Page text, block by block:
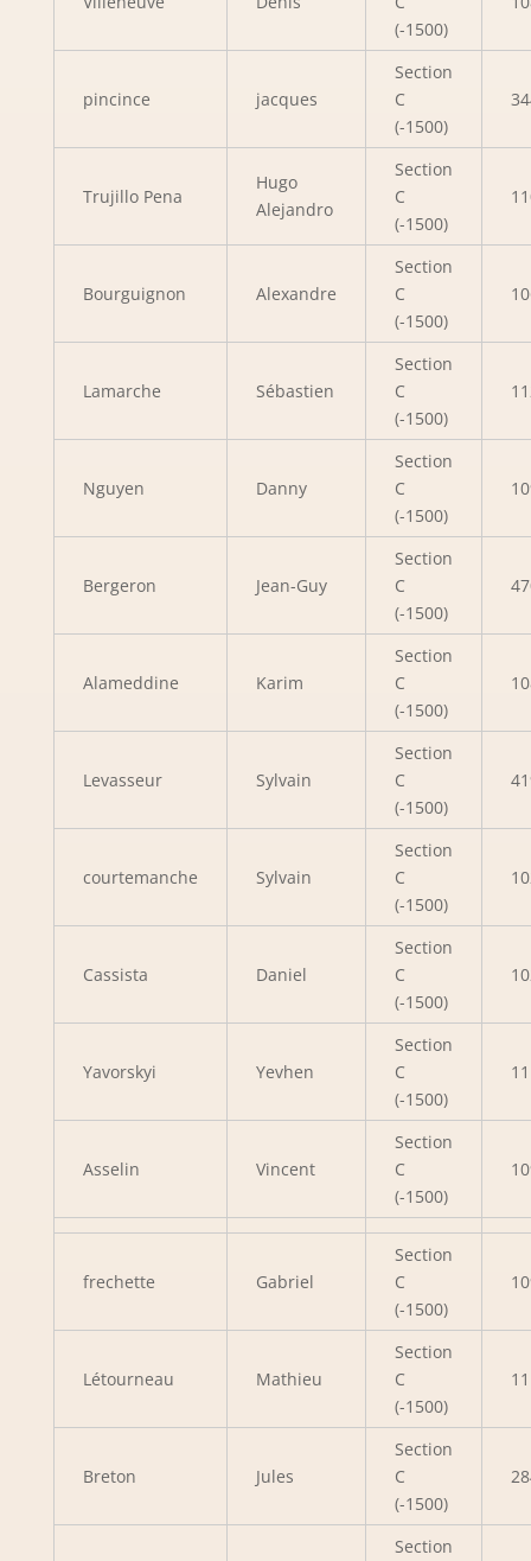
(-1500)
pincince jacques
Section
C
(-1500)
Trujillo Pena
Hugo
Alejandro
Section
C
(-1500)
Bourguignon Alexandre
Section
C
(-1500)
Lamarche Sébastien
Section
C
(-1500)
Nguyen Danny
Section
C
(-1500)
Bergeron Jean-Guy
Section
C
(-1500)
Alameddine Karim
Section
C
(-1500)
Levasseur Sylvain
Section
C
(-1500)
courtemanche Sylvain
Section
C
(-1500)
Cassista Daniel
Section
C
(-1500)
Yavorskyi Yevhen
Section
C
(-1500)
Asselin Vincent
Section
C
(-1500)
frechette Gabriel
Section
C
(-1500)
Létourneau Mathieu
Section
C
(-1500)
Breton Jules
Section
C
(-1500)
Section